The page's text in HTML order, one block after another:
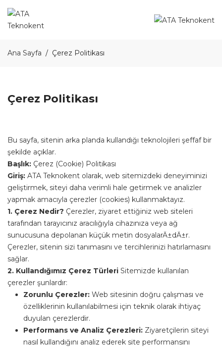
Ana Sayfa Çerez Politikası
Çerez Politikası
Bu sayfa, sitenin arka planda kullandığı teknolojileri şeffaf bir
şekilde açıklar.
Başlık: Çerez (Cookie) Politikası
Giriş: ATA Teknokent olarak, web sitemizdeki deneyiminizi
geliştirmek, siteyi daha verimli hale getirmek ve analizler
yapmak amacıyla çerezler (cookies) kullanmaktayız.
1. Çerez Nedir? Çerezler, ziyaret ettiğiniz web siteleri
tarafından tarayıcınız aracılığıyla cihazınıza veya ağ
sunucusuna depolanan küçük metin dosyalarÄ±dÄ±r.
Çerezler, sitenin sizi tanımasını ve tercihlerinizi hatırlamasını
sağlar.
2. Kullandığımız Çerez Türleri Sitemizde kullanılan
çerezler şunlardır:
Zorunlu Çerezler: Web sitesinin doğru çalışması ve
özelliklerinin kullanılabilmesi için teknik olarak ihtiyaç
duyulan çerezlerdir.
Performans ve Analiz Çerezleri: Ziyaretçilerin siteyi
nasıl kullandığını analiz ederek site performansını